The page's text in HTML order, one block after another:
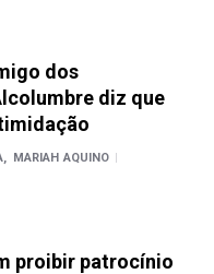
dos
diz que
MARIAH AQUINO |
proibir patrocínio